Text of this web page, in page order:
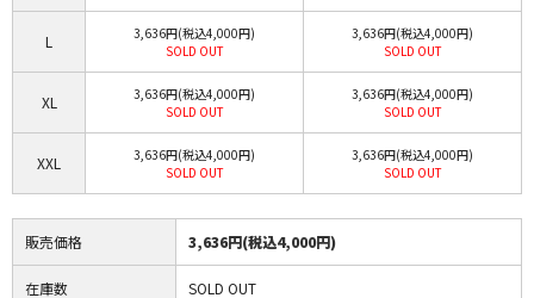
L
3,636円(税込4,000円)
SOLD OUT
3,636円(税込4,000円)
SOLD OUT
XL
3,636円(税込4,000円)
SOLD OUT
3,636円(税込4,000円)
SOLD OUT
XXL
3,636円(税込4,000円)
SOLD OUT
3,636円(税込4,000円)
SOLD OUT
販売価格 3,636円(税込4,000円)
在庫数 SOLD OUT